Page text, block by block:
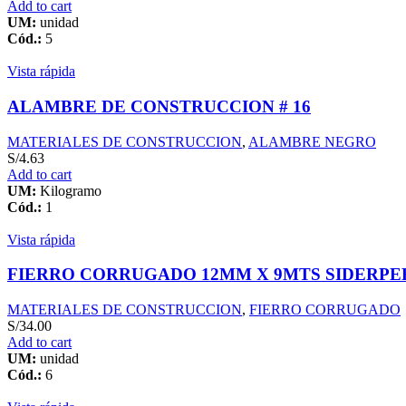
Add to cart
UM: unidad
Cód.: 5
Vista rápida
ALAMBRE DE CONSTRUCCION # 16
MATERIALES DE CONSTRUCCION, ALAMBRE NEGRO
S/4.63
Add to cart
UM: Kilogramo
Cód.: 1
Vista rápida
FIERRO CORRUGADO 12MM X 9MTS
MATERIALES DE CONSTRUCCION, FIERRO CORRUGADO
S/34.00
Add to cart
UM: unidad
Cód.: 6